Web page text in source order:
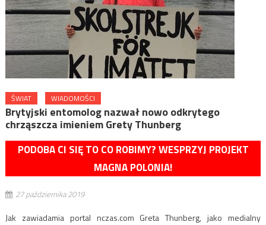
ŚWIAT WIADOMOŚCI
Brytyjski entomolog nazwał nowo odkrytego
chrząszcza imieniem Grety Thunberg
PODOBA CI SIĘ TO CO ROBIMY? WESPRZYJ PROJEKT
MAGNA POLONIA!
27 października 2019
Jak zawiadamia portal nczas.com Greta Thunberg, jako medialny